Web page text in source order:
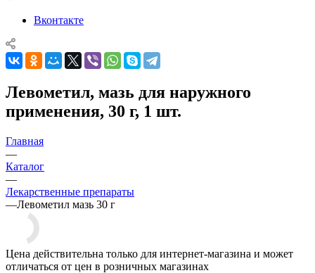
Вконтакте
Левометил, мазь для наружного
применения, 30 г, 1 шт.
Главная
—
Каталог
—
Лекарственные препараты
—Левометил мазь 30 г
Цена действительна только для интернет-магазина и может
отличаться от цен в розничных магазинах